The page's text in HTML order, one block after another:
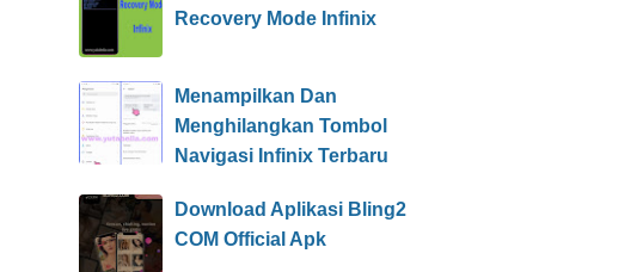
Recovery Mode Infinix
Menampilkan Dan
Menghilangkan Tombol
Navigasi Infinix Terbaru
Download Aplikasi Bling2
COM Official Apk